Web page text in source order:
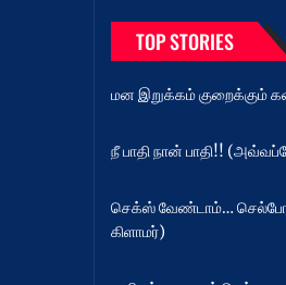
TOP STORIES
மன இறுக்கம் குறைக்கும்
நீ பாதி நான் பாதி!!
செக்ஸ் வேண்டாம்…
கிளாமர்)